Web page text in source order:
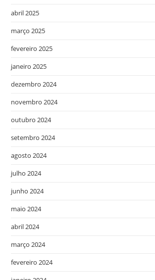
abril 2025
março 2025
fevereiro 2025
janeiro 2025
dezembro 2024
novembro 2024
outubro 2024
setembro 2024
agosto 2024
julho 2024
junho 2024
maio 2024
abril 2024
março 2024
fevereiro 2024